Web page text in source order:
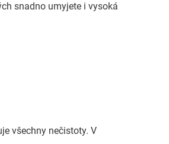
snadno umyjete i vysoká
všechny nečistoty. V